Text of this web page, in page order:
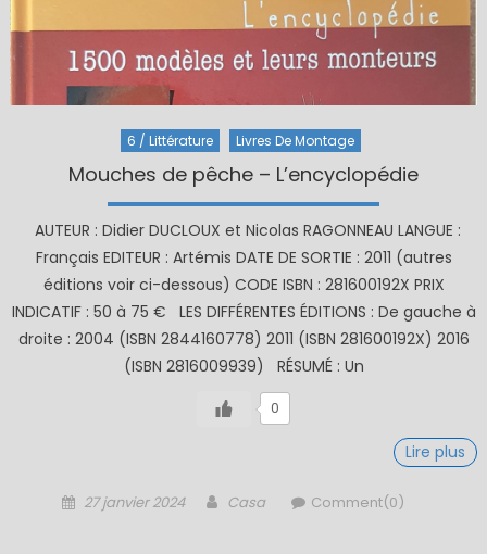
6 / Littérature Livres De Montage
Mouches de pêche – L’encyclopédie
AUTEUR : Didier DUCLOUX et Nicolas RAGONNEAU LANGUE :
Français EDITEUR : Artémis DATE DE SORTIE : 2011 (autres
éditions voir ci-dessous) CODE ISBN : 281600192X PRIX
INDICATIF : 50 à 75 € LES DIFFÉRENTES ÉDITIONS : De gauche à
droite : 2004 (ISBN 2844160778) 2011 (ISBN 281600192X) 2016
(ISBN 2816009939) RÉSUMÉ : Un
0
Lire plus
Posted
27 janvier 2024 Author
Casa Comment(0)